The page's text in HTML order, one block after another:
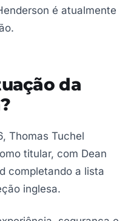
é atualmente
da
Thomas Tuchel
titular, com Dean
completando a lista
inglesa.